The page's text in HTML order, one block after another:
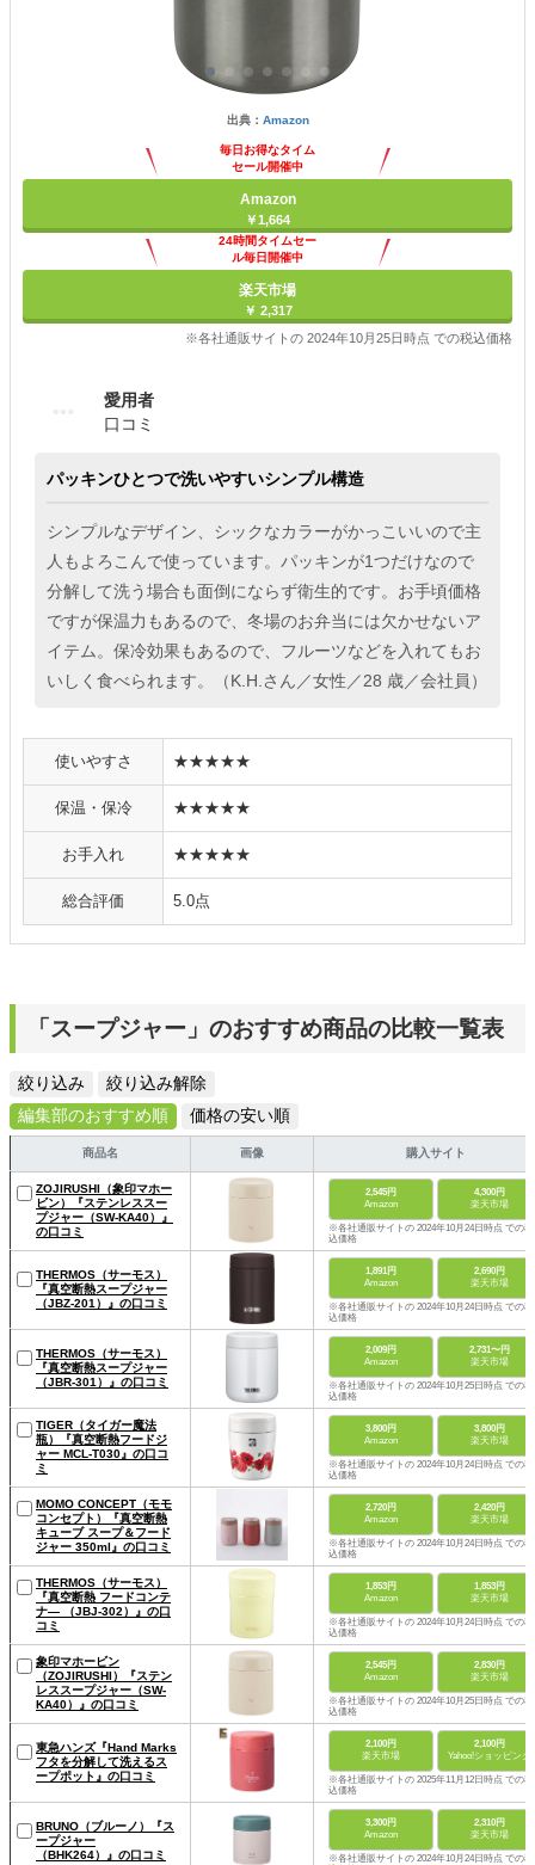
出典： Amazon
毎日お得なタイム
セール開催中
Amazon
￥1,664
24時間タイムセー
ル毎日開催中
楽天市場
￥ 2,317
※各社通販サイトの 2024年10月25日時点 での税込価格
愛用者
口コミ
パッキンひとつで洗いやすいシンプル構造
シンプルなデザイン、シックなカラーがかっこいいので主
人もよろこんで使っています。パッキンが1つだけなので
分解して洗う場合も面倒にならず衛生的です。お手頃価格
ですが保温力もあるので、冬場のお弁当には欠かせないア
イテム。保冷効果もあるので、フルーツなどを入れてもお
いしく食べられます。（K.H.さん／女性／28 歳／会社員）
使いやすさ ★★★★★
保温・保冷 ★★★★★
お手入れ ★★★★★
総合評価 5.0点
「スープジャー」のおすすめ商品の比較一覧表
絞り込み
絞り込み解除
編集部のおすすめ順
価格の安い順
商品名 画像 購入サイト
ZOJIRUSHI（象印マホー
ビン）『ステンレススー
プジャー（SW-KA40）』
の口コミ
2,545円
Amazon
4,300円
楽天市場
※各社通販サイトの 2024年10月24日時点 での税
込価格
THERMOS（サーモス）
『真空断熱スープジャー
（JBZ-201）』の口コミ
1,891円
Amazon
2,690円
楽天市場
※各社通販サイトの 2024年10月24日時点 での税
込価格
THERMOS（サーモス）
『真空断熱スープジャー
（JBR-301）』の口コミ
2,009円
Amazon
2,731〜円
楽天市場
※各社通販サイトの 2024年10月25日時点 での税
込価格
TIGER（タイガー魔法
瓶）『真空断熱フードジ
ャー MCL-T030』の口コ
ミ
3,800円
Amazon
3,800円
楽天市場
※各社通販サイトの 2024年10月24日時点 での税
込価格
MOMO CONCEPT（モモ
コンセプト）『真空断熱
キューブ スープ＆フード
ジャー 350ml』の口コミ
2,720円
Amazon
2,420円
楽天市場
※各社通販サイトの 2024年10月24日時点 での税
込価格
THERMOS（サーモス）
『真空断熱 フードコンテ
ナ― （JBJ-302）』の口
コミ
1,853円
Amazon
1,853円
楽天市場
※各社通販サイトの 2024年10月24日時点 での税
込価格
象印マホービン
（ZOJIRUSHI）『ステン
レススープジャー（SW-
KA40）』の口コミ
2,545円
Amazon
2,830円
楽天市場
※各社通販サイトの 2024年10月25日時点 での税
込価格
東急ハンズ『Hand Marks
フタを分解して洗えるス
ープポット』の口コミ
2,100円
楽天市場
2,100円
Yahoo!ショッピング
※各社通販サイトの 2025年11月12日時点 での税
込価格
BRUNO（ブルーノ）『ス
ープジャー
（BHK264）』の口コミ
3,300円
Amazon
2,310円
楽天市場
※各社通販サイトの 2024年10月24日時点 での税